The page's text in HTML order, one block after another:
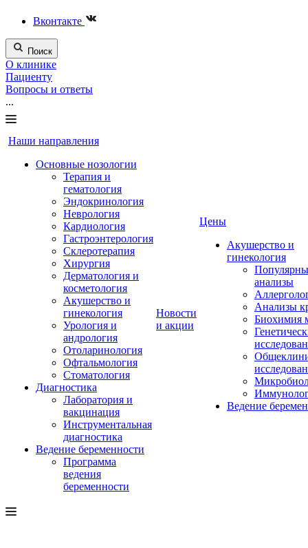
Вконтакте
Поиск
О клинике
Пациенту
Вопросы и ответы
...
Наши направления
Основные нозологии
Терапия и
гематология
Эндокринология
Неврология
Кардиология
Гастроэнтерология
Склеротерапия
Хирургия
Дерматология и
косметология
Акушерство и
гинекология
Урология и
андрология
Отоларинология
Офтальмология
Стоматология
Диагностика
Лаборатория и
вакцинация
Инструментальная
диагностика
Ведение беременности
Программа
ведения
беременности
Новости
и акции
Цены
Акушерство и
гинекология
анализы
Анализы
Биохимия
Ведение